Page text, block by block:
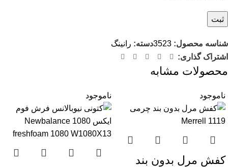
شناسه محصول: 3523دسته: رانینگ
اشتراک گذاری:
محصولات مشابه
ناموجود
کفش مرل بدون بند
ناموجود